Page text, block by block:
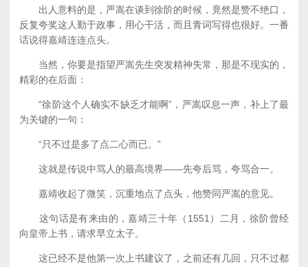
出人意料的是，严嵩在谈到徐阶的时候，竟然是赞不绝口，
反复夸奖这人勤于政事，用心干活，而且青词写得也很好。一番
话说得嘉靖连连点头。
当然，你要是指望严嵩先生突发精神失常，那是不现实的，
精彩的在后面：
“徐阶这个人确实不缺乏才能啊”，严嵩叹息一声，补上了最
为关键的一句：
“只不过是多了点二心而已。”
这就是传说中骂人的最高境界——先夸后骂，夸骂合一。
嘉靖收起了微笑，沉重地点了点头，他赞同严嵩的意见。
这句话是有来由的，嘉靖三十年（1551）二月，徐阶曾经
向皇帝上书，请求早立太子。
这已经不是他第一次上书建议了，之前还有几回，只不过都